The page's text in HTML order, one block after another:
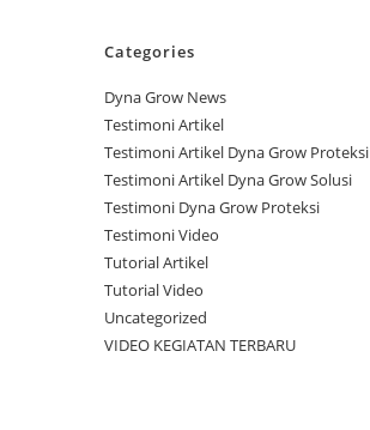
Categories
Dyna Grow News
Testimoni Artikel
Testimoni Artikel Dyna Grow Proteksi
Testimoni Artikel Dyna Grow Solusi
Testimoni Dyna Grow Proteksi
Testimoni Video
Tutorial Artikel
Tutorial Video
Uncategorized
VIDEO KEGIATAN TERBARU